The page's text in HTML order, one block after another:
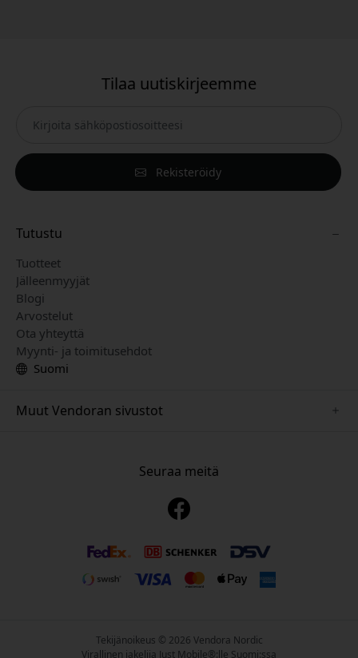
Tilaa uutiskirjeemme
Rekisteröidy
Tutustu
Tuotteet
Jälleenmyyjät
Blogi
Arvostelut
Ota yhteyttä
Myynti- ja toimitusehdot
Suomi
Muut Vendoran sivustot
www.nordicsmartlight.seSeuraa meitä
Tekijänoikeus © 2026 Vendora Nordic
Virallinen jakelija Just Mobile®:lle Suomi:ssa